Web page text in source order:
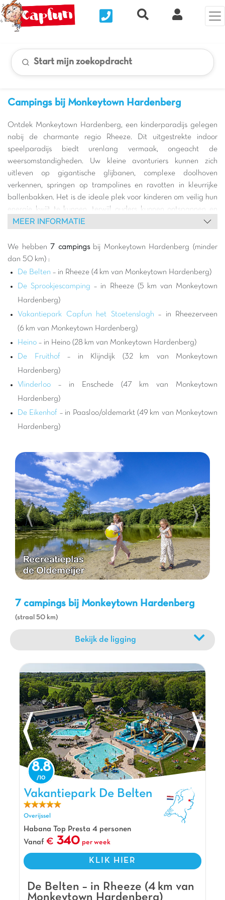
Nous contacterRecherche rapide
Mijn Clix
Start mijn zoekopdracht
Campings bij Monkeytown Hardenberg
Ontdek Monkeytown Hardenberg, een kinderparadijs gelegen
nabij de charmante regio Rheeze. Dit uitgestrekte indoor
speelparadijs biedt urenlang vermaak, ongeacht de
weersomstandigheden. Uw kleine avonturiers kunnen zich
uitleven op gigantische glijbanen, complexe doolhoven
verkennen, springen op trampolines en ravotten in kleurrijke
ballenbakken. Het is de ideale plek voor kinderen om veilig hun
energie kwijt te kunnen, terwijl ouders kunnen ontspannen en
genieten van een rustig moment. Monkeytown Hardenberg
gezin.
Kiezen voor een
Hardenberg betekent kiezen voor een geslaagde
familievakantie. Onze campings zijn ontworpen om maximaal
voor alle leeftijden en accommodaties die aan uw behoeften
voldoen. Na een avontuurlijke dag in Monkeytown is het zo
heerlijk om terug te keren naar de gezellige sfeer van uw
camping, te genieten van een frisse duik of een heerlijke
familiemaaltijd. De nabijheid van deze belangrijke attractie
stelt u in staat om uw vrije tijd te maximaliseren en reistijden te
stressvol wordt. Het is de perfecte oplossing voor een
dynamische en tegelijkertijd ontspannende vakantie.
De regio rond Rheeze en Hardenberg barst van de activiteiten
om uw verblijf compleet te maken. Naast Monkeytown kunt u
fietstochten of wandelingen. Bezoek lokale boerderijen, ontdek
pittoreske dorpjes of geniet van waterplezier op de
nabijgelegen meren en rivieren. Het
ook gemakkelijk bereikbaar voor een dag vol spanning en
sensatie. Of u nu op zoek bent naar avontuur, ontspanning of
culturele ontdekkingen, deze regio van Nederland biedt een
breed scala aan opties om aan alle wensen te voldoen. Uw
verblijf op eenfamiliecampingwordt een ware onderdompeling
in plezier en ontdekking.
MEER INFORMATIE
We hebben 7 campingsbij Monkeytown Hardenberg (minder
dan 50 km) :
De Belten – in Rheeze (4 km van Monkeytown Hardenberg)
De Sprookjescamping– in Rheeze (5 km van Monkeytown
Hardenberg)
Vakantiepark Capfun het Stoetenslagh – in Rheezerveen
(6 km van Monkeytown Hardenberg)
Heino – in Heino (28 km van Monkeytown Hardenberg)
De Fruithof – in Klijndijk (32 km van Monkeytown
Hardenberg)
Vlinderloo – in Enschede (47 km van Monkeytown
Hardenberg)
De Eikenhof – in Paasloo/oldemarkt (49 km van Monkeytown
Hardenberg)
7 campings bij Monkeytown Hardenberg
(straal 50 km)
Vakantiepark De Belten, Vakantiepark Overijssel
8.8
Vakantiepark De Belten
Overijssel
Habana Top Presta 4 personen
Vanaf
340 per week
KLIK HIER
De Belten – in Rheeze (4 km van
Monkeytown Hardenberg)
Bekijk de ligging